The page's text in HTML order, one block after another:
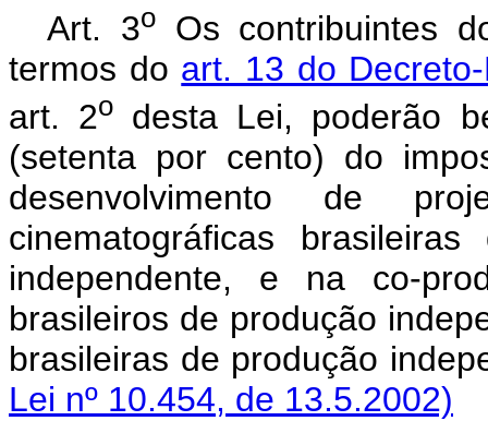
Art. 3oOs contribuintes
termos do art. 13 do
art. 2o desta Lei, poderão
(setenta por cento) do
desenvolvimento de
cinematográficas
independente, e na co-
brasileiros de produção
brasileiras de produção
Lei nº 10.454, de 13.5.2002)